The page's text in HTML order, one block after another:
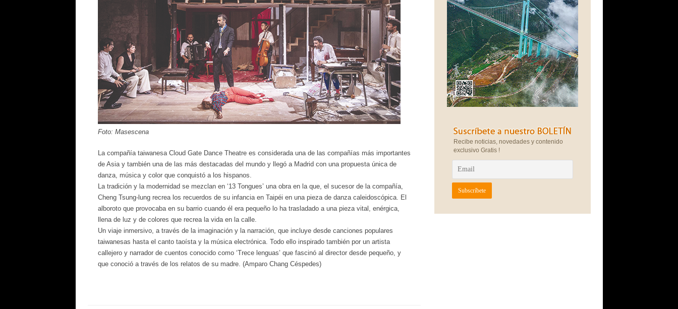
Foto: Masescena
La compañía taiwanesa Cloud Gate Dance Theatre es considerada una de las compañías más importantes
de Asia y también una de las más destacadas del mundo y llegó a Madrid con una propuesta única de
danza, música y color que conquistó a los hispanos.
La tradición y la modernidad se mezclan en ‘13 Tongues’ una obra en la que, el sucesor de la compañía,
Cheng Tsung-lung recrea los recuerdos de su infancia en Taipéi en una pieza de danza caleidoscópica. El
alboroto que provocaba en su barrio cuando él era pequeño lo ha trasladado a una pieza vital, enérgica,
llena de luz y de colores que recrea la vida en la calle.
Un viaje inmersivo, a través de la imaginación y la narración, que incluye desde canciones populares
taiwanesas hasta el canto taoísta y la música electrónica. Todo ello inspirado también por un artista
callejero y narrador de cuentos conocido como ‘Trece lenguas’ que fascinó al director desde pequeño, y
que conoció a través de los relatos de su madre. (Amparo Chang Céspedes)
Recibe noticias, novedades y contenido
exclusivo Gratis !